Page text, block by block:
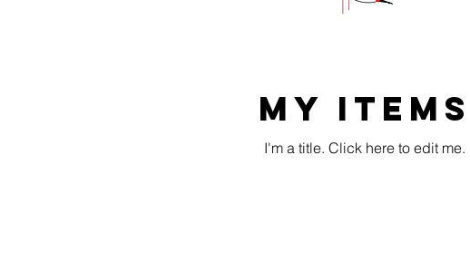
My Items
I'm a title. ​Click here to edit me.